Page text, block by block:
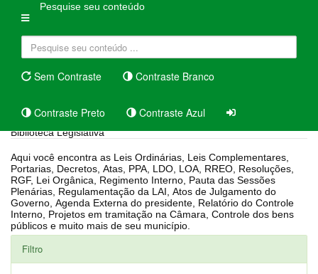
Pesquise seu conteúdo
Sem Contraste Contraste Branco
Contraste Preto Contraste Azul
Biblioteca Legislativa
Aqui você encontra as Leis Ordinárias, Leis Complementares,
Portarias, Decretos, Atas, PPA, LDO, LOA, RREO, Resoluções,
RGF, Lei Orgânica, Regimento Interno, Pauta das Sessões
Plenárias, Regulamentação da LAI, Atos de Julgamento do
Governo, Agenda Externa do presidente, Relatório do Controle
Interno, Projetos em tramitação na Câmara, Controle dos bens
públicos e muito mais de seu município.
Filtro